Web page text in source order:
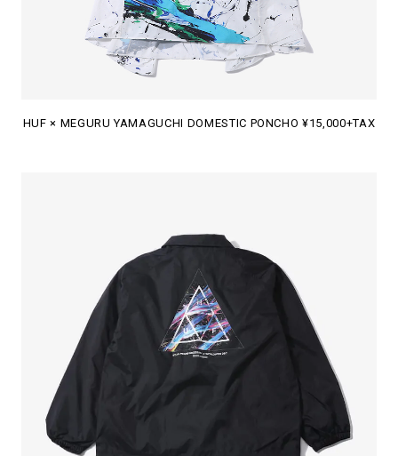
HUF × MEGURU YAMAGUCHI DOMESTIC PONCHO ¥15,000+TAX